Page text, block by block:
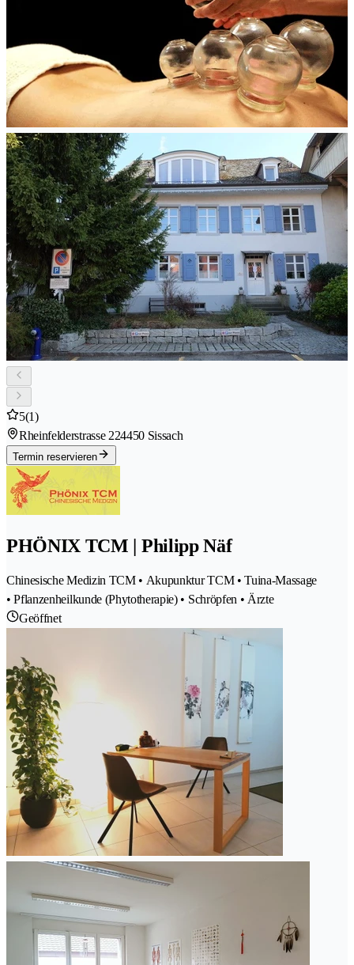
5(1)
Rheinfelderstrasse 224450 Sissach
Termin reservieren
PHÖNIX TCM | Philipp Näf
Chinesische Medizin TCM • Akupunktur TCM • Tuina-Massage
• Pflanzenheilkunde (Phytotherapie) • Schröpfen • Ärzte
Geöffnet